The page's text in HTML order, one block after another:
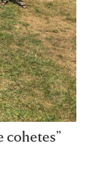
cohetes”